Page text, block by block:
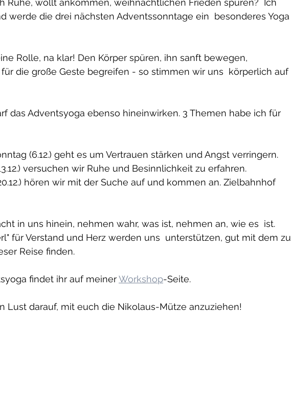
Ruhe, wollt ankommen, weihnachtlichen Frieden spüren?  Ich
werde die drei nächsten Adventssonntage ein  besonderes Yoga
Rolle, na klar! Den Körper spüren, ihn sanft bewegen,
für die große Geste begreifen - so stimmen wir uns  körperlich auf
das Adventsyoga ebenso hineinwirken. 3 Themen habe ich für
(6.12.) geht es um Vertrauen stärken und Angst verringern.
versuchen wir Ruhe und Besinnlichkeit zu erfahren.
hören wir mit der Suche auf und kommen an. Zielbahnhof
in uns hinein, nehmen wahr, was ist, nehmen an, wie es  ist.
für Verstand und Herz werden uns  unterstützen, gut mit dem zu
Reise finden.
findet ihr auf meiner Workshop-Seite.
Lust darauf, mit euch die Nikolaus-Mütze anzuziehen!